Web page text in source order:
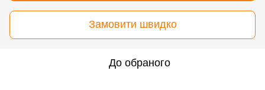
Замовити швидко
До обраного